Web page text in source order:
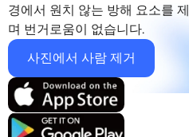
비디오 효과
AI 키스 생성기
AI 포옹 생성기
이미지 변환
지원되는 AI 모델
Seedream 5.0 프로
AI 도구
사진 인핸서
가격
경에서 원치 않는 방해 요소를
며 번거로움이 없습니다.
사진에서 사람 제거